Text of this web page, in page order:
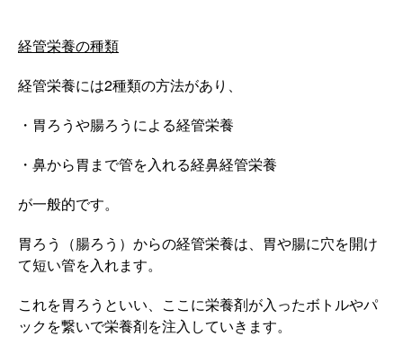
経管栄養の種類
経管栄養には2種類の方法があり、
・胃ろうや腸ろうによる経管栄養
・鼻から胃まで管を入れる経鼻経管栄養
が一般的です。
胃ろう（腸ろう）からの経管栄養は、胃や腸に穴を開け
て短い管を入れます。
これを胃ろうといい、ここに栄養剤が入ったボトルやパ
ックを繋いで栄養剤を注入していきます。